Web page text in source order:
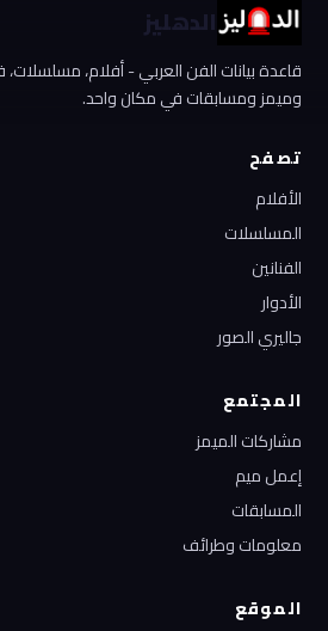
الدهليز
قاعدة بيانات الفن العربي - أفلام، مسلسلات،
وميمز ومسابقات في مكان واحد.
تصفح
الأفلام
المسلسلات
الفنانين
الأدوار
جاليري الصور
المجتمع
مشاركات الميمز
إعمل ميم
المسابقات
معلومات وطرائف
الموقع